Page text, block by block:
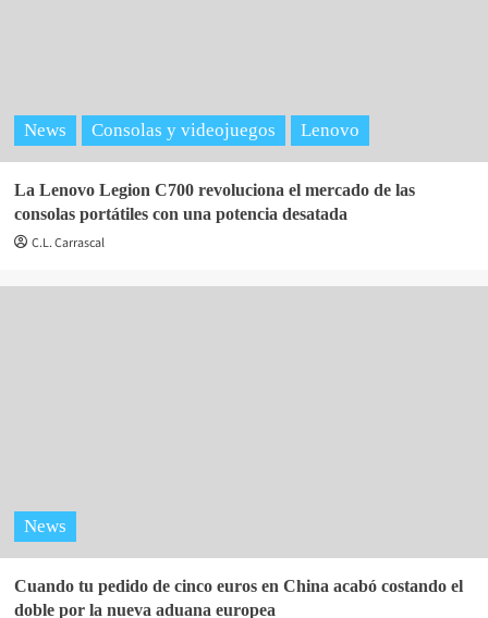
News Consolas y videojuegos Lenovo
La Lenovo Legion C700 revoluciona el mercado de las
consolas portátiles con una potencia desatada
C.L. Carrascal
News
Cuando tu pedido de cinco euros en China acabó costando el
doble por la nueva aduana europea